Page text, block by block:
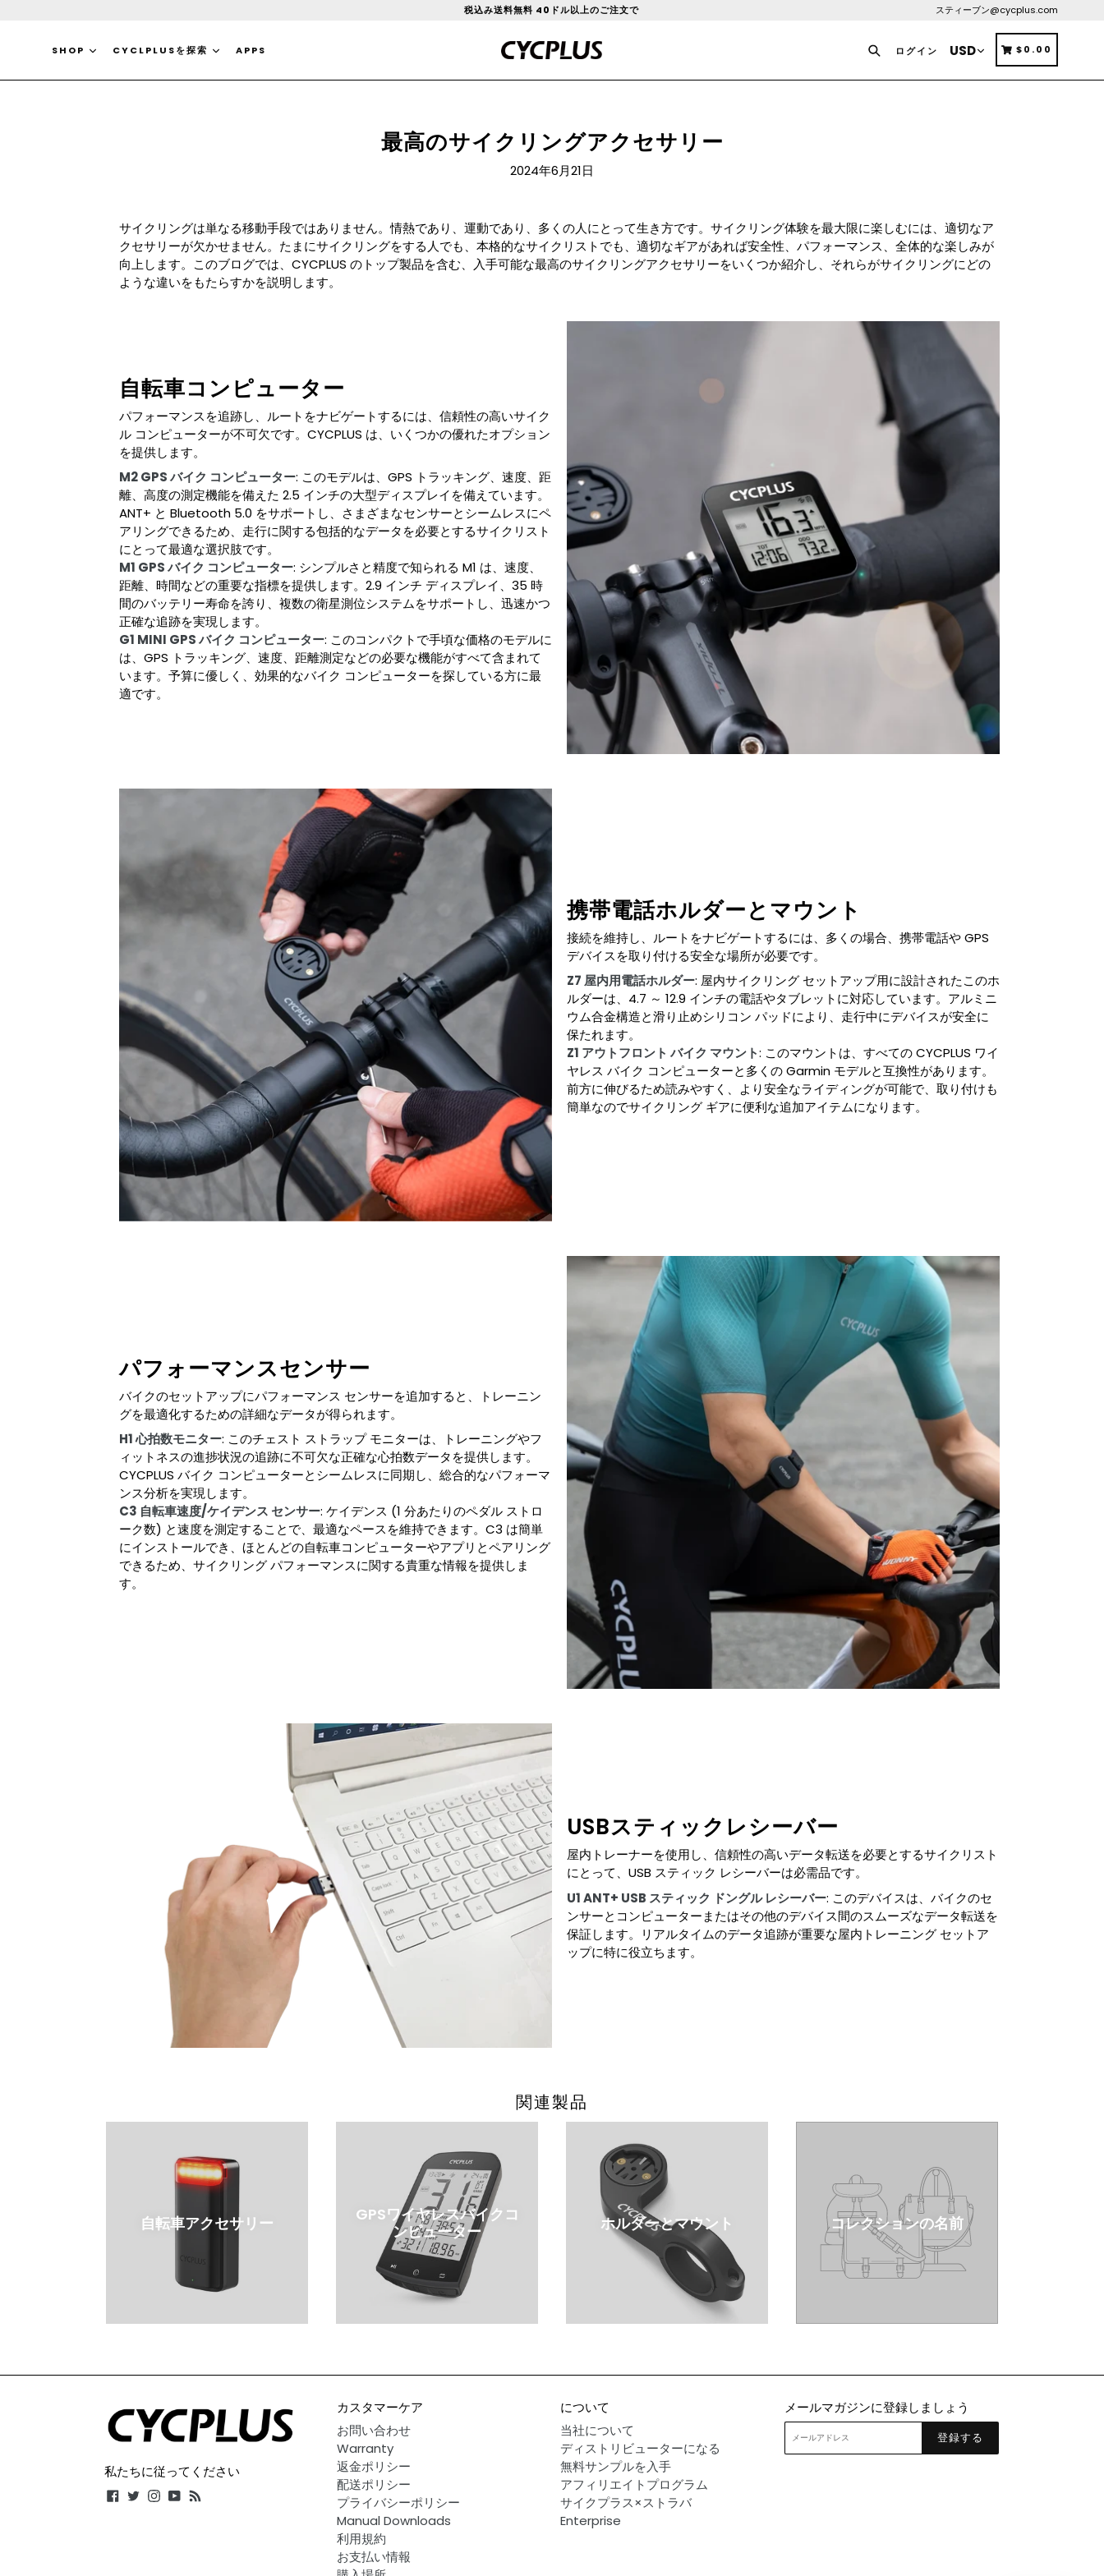
ツ
税込み送料無料 40ドル以上のご注文で スティーブン@cycplus.com
SHOP CYCLPLUSを探索 APPS 検索
ログイン カート
カート
$0.00
最高のサイクリングアクセサリー
2024年6月21日
サイクリングは単なる移動手段ではありません。情熱であり、運動であり、多くの人にとって生き方です。サイクリング体験を最大限に楽しむには、適切なア
クセサリーが欠かせません。たまにサイクリングをする人でも、本格的なサイクリストでも、適切なギアがあれば安全性、パフォーマンス、全体的な楽しみが
向上します。このブログでは、CYCPLUS のトップ製品を含む、入手可能な最高のサイクリングアクセサリーをいくつか紹介し、それらがサイクリングにどの
ような違いをもたらすかを説明します。
自転車コンピューター
パフォーマンスを追跡し、ルートをナビゲートするには、信頼性の高いサイク
ル コンピューターが不可欠です。CYCPLUS は、いくつかの優れたオプション
を提供します。
M2 GPS バイク コンピューター: このモデルは、GPS トラッキング、速度、距
離、高度の測定機能を備えた 2.5 インチの大型ディスプレイを備えています。
ANT+ と Bluetooth 5.0 をサポートし、さまざまなセンサーとシームレスにペ
アリングできるため、走行に関する包括的なデータを必要とするサイクリスト
にとって最適な選択肢です。
M1 GPS バイク コンピューター: シンプルさと精度で知られる M1 は、速度、
距離、時間などの重要な指標を提供します。2.9 インチ ディスプレイ、35 時
間のバッテリー寿命を誇り、複数の衛星測位システムをサポートし、迅速かつ
正確な追跡を実現します。
G1 MINI GPS バイク コンピューター: このコンパクトで手頃な価格のモデルに
は、GPS トラッキング、速度、距離測定などの必要な機能がすべて含まれて
います。予算に優しく、効果的なバイク コンピューターを探している方に最
適です。
携帯電話ホルダーとマウント
接続を維持し、ルートをナビゲートするには、多くの場合、携帯電話や GPS
デバイスを取り付ける安全な場所が必要です。
Z7 屋内用電話ホルダー: 屋内サイクリング セットアップ用に設計されたこのホ
ルダーは、4.7 ～ 12.9 インチの電話やタブレットに対応しています。アルミニ
ウム合金構造と滑り止めシリコン パッドにより、走行中にデバイスが安全に
保たれます。
Z1 アウトフロント バイク マウント: このマウントは、すべての CYCPLUS ワイ
ヤレス バイク コンピューターと多くの Garmin モデルと互換性があります。
前方に伸びるため読みやすく、より安全なライディングが可能で、取り付けも
簡単なのでサイクリング ギアに便利な追加アイテムになります。
パフォーマンスセンサー
バイクのセットアップにパフォーマンス センサーを追加すると、トレーニン
グを最適化するための詳細なデータが得られます。
H1 心拍数モニター: このチェスト ストラップ モニターは、トレーニングやフ
ィットネスの進捗状況の追跡に不可欠な正確な心拍数データを提供します。
CYCPLUS バイク コンピューターとシームレスに同期し、総合的なパフォーマ
ンス分析を実現します。
C3 自転車速度/ケイデンス センサー: ケイデンス (1 分あたりのペダル ストロ
ーク数) と速度を測定することで、最適なペースを維持できます。C3 は簡単
にインストールでき、ほとんどの自転車コンピューターやアプリとペアリング
できるため、サイクリング パフォーマンスに関する貴重な情報を提供しま
す。
USBスティックレシーバー
屋内トレーナーを使用し、信頼性の高いデータ転送を必要とするサイクリスト
にとって、USB スティック レシーバーは必需品です。
U1 ANT+ USB スティック ドングル レシーバー: このデバイスは、バイクのセ
ンサーとコンピューターまたはその他のデバイス間のスムーズなデータ転送を
保証します。リアルタイムのデータ追跡が重要な屋内トレーニング セットア
ップに特に役立ちます。
関連製品
自転車アクセサリー
GPSワイヤレスバイクコ
ンピューター
ホルダーとマウント コレクションの名前
私たちに従ってください
Facebook
TwitterInstagram
YouTube
カスタマーケア
お問い合わせ
Warranty
返金ポリシー
配送ポリシー
プライバシーポリシー
Manual Downloads
利用規約
お支払い情報
について
当社について
ディストリビューターになる
無料サンプルを入手
アフィリエイトプログラム
サイクプラス×ストラバ
Enterprise
メールマガジンに登録しましょう
登録する